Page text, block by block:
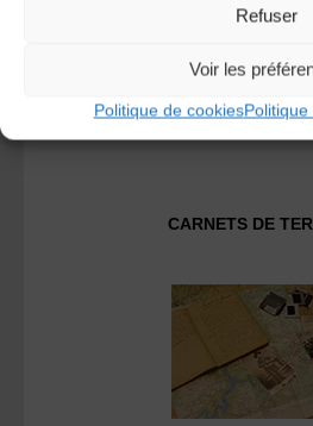
Refuser
Voir les
Politique de cookiesPolitique
Fédération des Associations de
CARNETS DE